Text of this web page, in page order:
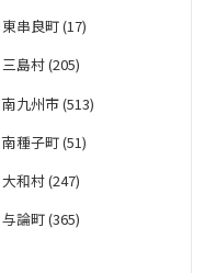
東串良町 (17)
三島村 (205)
南九州市 (513)
南種子町 (51)
大和村 (247)
与論町 (365)